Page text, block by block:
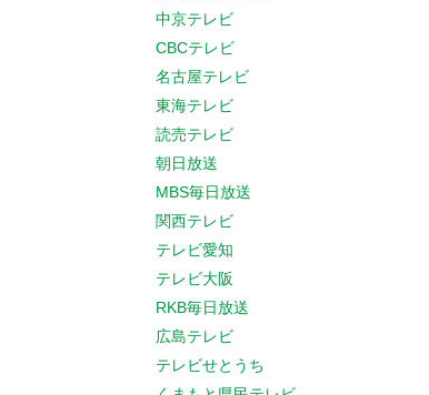
中京テレビ
CBCテレビ
名古屋テレビ
東海テレビ
読売テレビ
朝日放送
MBS毎日放送
関西テレビ
テレビ愛知
テレビ大阪
RKB毎日放送
広島テレビ
テレビせとうち